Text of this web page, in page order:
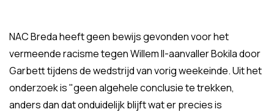
NAC Breda heeft geen bewijs gevonden voor het
vermeende racisme tegen Willem II-aanvaller Bokila door
Garbett tijdens de wedstrijd van vorig weekeinde. Uit het
onderzoek is "geen algehele conclusie te trekken,
anders dan dat onduidelijk blijft wat er precies is